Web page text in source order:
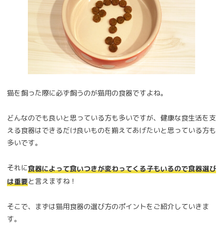
猫を飼った際に必ず飼うのが猫用の食器ですよね。
どんなのでも良いと思っている方も多いですが、健康な食生活を支
える食器はできるだけ良いものを揃えてあげたいと思っている方も
多いです。
それに食器によって食いつきが変わってくる子もいるので食器選び
は重要と言えますね！
そこで、まずは猫用食器の選び方のポイントをご紹介していきま
す。